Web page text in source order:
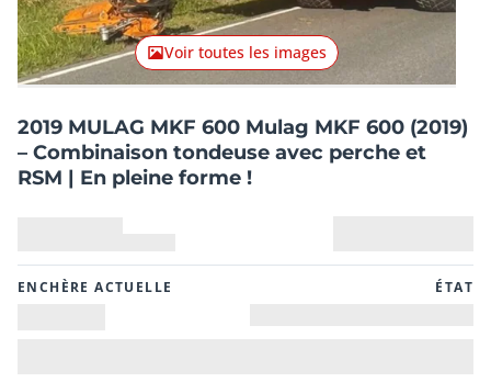
Voir toutes les images
2019 MULAG MKF 600 Mulag MKF 600 (2019)
– Combinaison tondeuse avec perche et
RSM | En pleine forme !
ENCHÈRE ACTUELLE ÉTAT